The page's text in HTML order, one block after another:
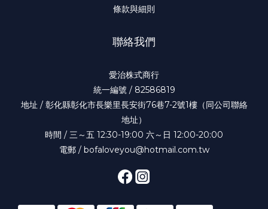
條款與細則
聯絡我們
愛治株式商行
統一編號 / 82586819
地址 / 彰化縣彰化市長樂里長安街76巷7-2號1樓（同公司聯絡
地址）
時間 / 三～五 12:30-19:00 六～日 12:00-20:00
電郵 / bofaloveyou@hotmail.com.tw